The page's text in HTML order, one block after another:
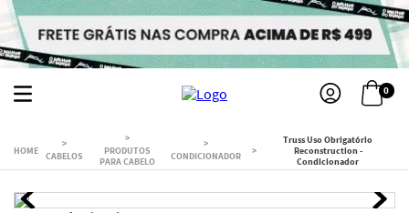
0
CABELOS
PRODUTOS
PARA CABELO
CONDICIONADOR
Truss Uso Obrigatório
Reconstruction -
Condicionador